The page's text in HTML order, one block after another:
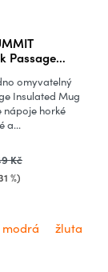
Passage
Kč
%)
omyvatelný
Insulated Mug
nápoje horké
a...
modrá žluta